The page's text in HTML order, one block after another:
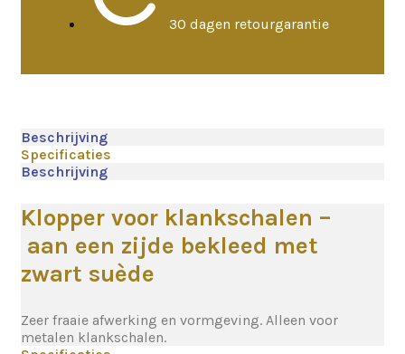
30 dagen retourgarantie
Beschrijving
Specificaties
Beschrijving
Klopper voor klankschalen –
aan een zijde bekleed met
zwart suède
Zeer fraaie afwerking en vormgeving. Alleen voor
metalen klankschalen.